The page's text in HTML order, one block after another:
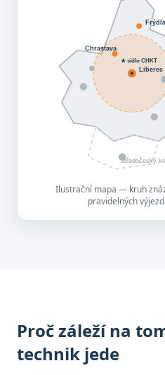
Středočeský
Liberec
Chrastava
★ sídlo CHKT
Ilustrační mapa — kruh
pravidelných
Proč záleží na
technik jede